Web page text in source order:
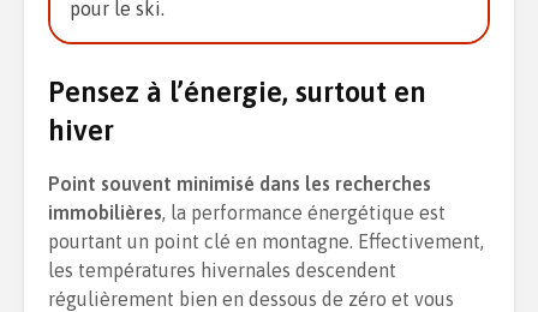
pour le ski.
Pensez à l’énergie, surtout en
hiver
Point souvent minimisé dans les recherches
immobilières, la performance énergétique est
pourtant un point clé en montagne. Effectivement,
les températures hivernales descendent
régulièrement bien en dessous de zéro et vous